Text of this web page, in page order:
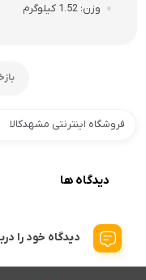
وزن 1.52 کیلوگرم
فروشگاه اینترنتی مشهدکالا
دیدگاه ها
دیدگاه خود را